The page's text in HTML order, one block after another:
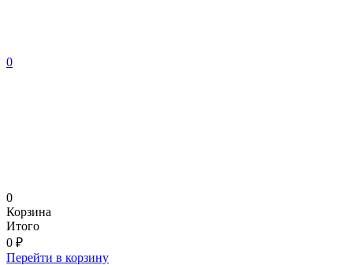
0
0
Корзина
Итого
0 ₽
Перейти в корзину